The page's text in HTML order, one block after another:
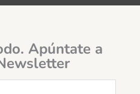
Apúntate a